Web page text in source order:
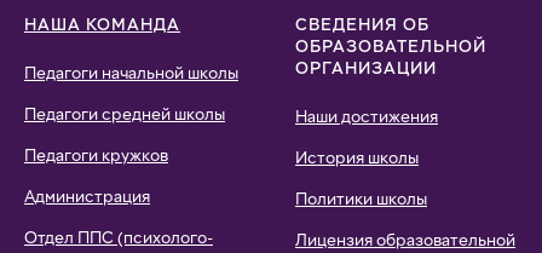
НАША КОМАНДА
Педагоги начальной школы
Педагоги средней школы
Педагоги кружков
Администрация
Отдел ППС (психолого-
СВЕДЕНИЯ ОБ
ОБРАЗОВАТЕЛЬНОЙ
ОРГАНИЗАЦИИ
Наши достижения
История школы
Политики школы
Лицензия образовательной